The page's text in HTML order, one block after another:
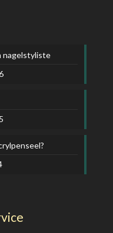
nagelstyliste